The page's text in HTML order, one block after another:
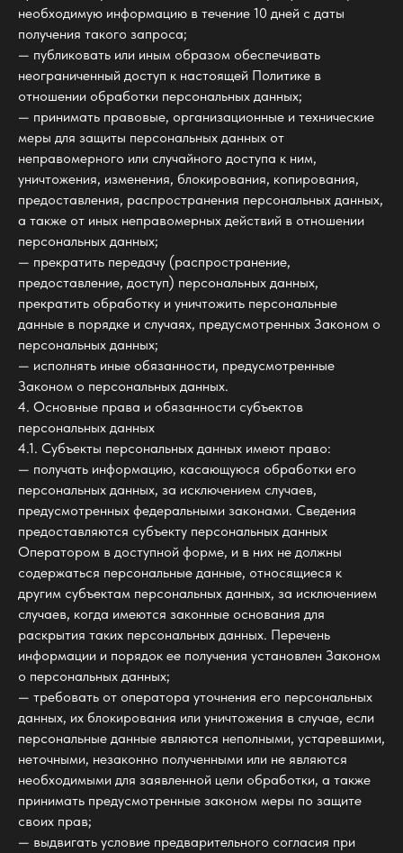
необходимую информацию в течение 10 дней с даты
получения такого запроса;
— публиковать или иным образом обеспечивать
неограниченный доступ к настоящей Политике в
отношении обработки персональных данных;
— принимать правовые, организационные и технические
меры для защиты персональных данных от
неправомерного или случайного доступа к ним,
уничтожения, изменения, блокирования, копирования,
предоставления, распространения персональных данных,
а также от иных неправомерных действий в отношении
персональных данных;
— прекратить передачу (распространение,
предоставление, доступ) персональных данных,
прекратить обработку и уничтожить персональные
данные в порядке и случаях, предусмотренных Законом о
персональных данных;
— исполнять иные обязанности, предусмотренные
Законом о персональных данных.
4. Основные права и обязанности субъектов
персональных данных
4.1. Субъекты персональных данных имеют право:
— получать информацию, касающуюся обработки его
персональных данных, за исключением случаев,
предусмотренных федеральными законами. Сведения
предоставляются субъекту персональных данных
Оператором в доступной форме, и в них не должны
содержаться персональные данные, относящиеся к
другим субъектам персональных данных, за исключением
случаев, когда имеются законные основания для
раскрытия таких персональных данных. Перечень
информации и порядок ее получения установлен Законом
о персональных данных;
— требовать от оператора уточнения его персональных
данных, их блокирования или уничтожения в случае, если
персональные данные являются неполными, устаревшими,
неточными, незаконно полученными или не являются
необходимыми для заявленной цели обработки, а также
принимать предусмотренные законом меры по защите
своих прав;
— выдвигать условие предварительного согласия при